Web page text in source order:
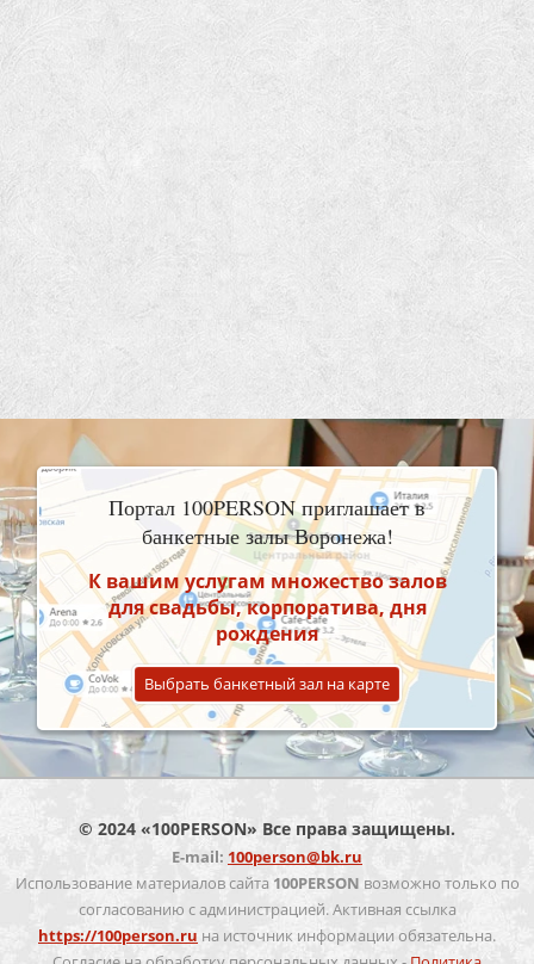
Портал 100PERSON приглашает в
банкетные залы Воронежа!
К вашим услугам множество залов
для свадьбы, корпоратива, дня
рождения
Выбрать банкетный зал на карте
© 2024 «100PERSON» Все права защищены.
E-mail: 100person@bk.ru
Использование материалов сайта 100PERSON возможно только по
согласованию с администрацией. Активная ссылка
https://100person.ru на источник информации обязательна.